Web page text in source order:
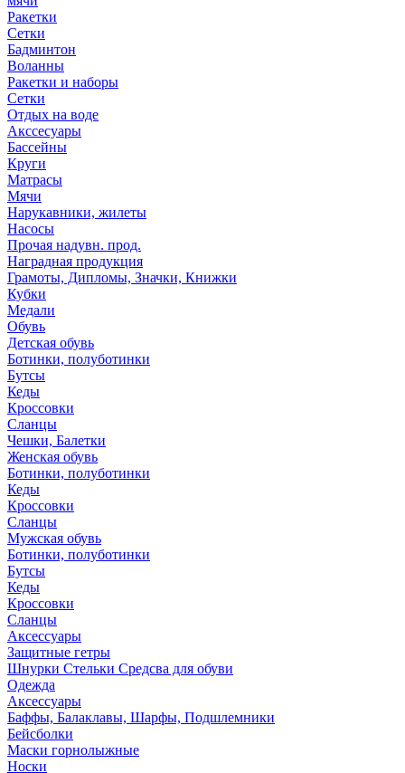
Ракетки
Сетки
Бадминтон
Воланны
Ракетки и наборы
Сетки
Отдых на воде
Акссесуары
Бассейны
Круги
Матрасы
Мячи
Нарукавники, жилеты
Насосы
Прочая надувн. прод.
Наградная продукция
Грамоты, Дипломы, Значки, Книжки
Кубки
Медали
Обувь
Детская обувь
Ботинки, полуботинки
Бутсы
Кеды
Кроссовки
Сланцы
Чешки, Балетки
Женская обувь
Ботинки, полуботинки
Кеды
Кроссовки
Сланцы
Мужская обувь
Ботинки, полуботинки
Бутсы
Кеды
Кроссовки
Сланцы
Аксессуары
Защитные гетры
Шнурки Стельки Средсва для обуви
Одежда
Аксессуары
Баффы, Балаклавы, Шарфы, Подшлемники
Бейсболки
Маски горнолыжные
Носки